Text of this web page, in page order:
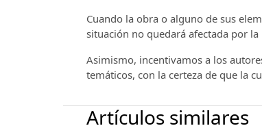
Cuando la obra o alguno de sus
situación no quedará afectada por la
Asimismo, incentivamos a los
temáticos, con la certeza de que la
Artículos similares